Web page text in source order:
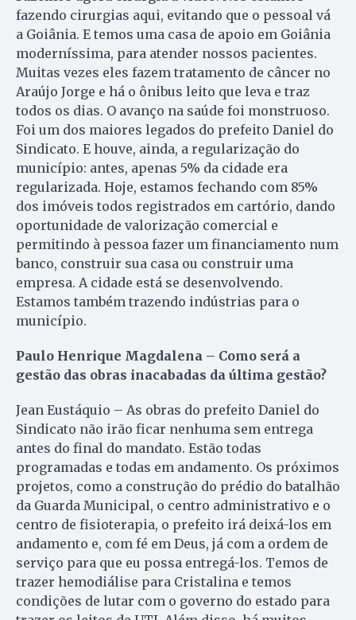
fazendo cirurgias aqui, evitando que o pessoal vá
a Goiânia. E temos uma casa de apoio em Goiânia
moderníssima, para atender nossos pacientes.
Muitas vezes eles fazem tratamento de câncer no
Araújo Jorge e há o ônibus leito que leva e traz
todos os dias. O avanço na saúde foi monstruoso.
Foi um dos maiores legados do prefeito Daniel do
Sindicato. E houve, ainda, a regularização do
município: antes, apenas 5% da cidade era
regularizada. Hoje, estamos fechando com 85%
dos imóveis todos registrados em cartório, dando
oportunidade de valorização comercial e
permitindo à pessoa fazer um financiamento num
banco, construir sua casa ou construir uma
empresa. A cidade está se desenvolvendo.
Estamos também trazendo indústrias para o
município.
Paulo Henrique Magdalena – Como será a
gestão das obras inacabadas da última gestão?
Jean Eustáquio – As obras do prefeito Daniel do
Sindicato não irão ficar nenhuma sem entrega
antes do final do mandato. Estão todas
programadas e todas em andamento. Os próximos
projetos, como a construção do prédio do batalhão
da Guarda Municipal, o centro administrativo e o
centro de fisioterapia, o prefeito irá deixá-los em
andamento e, com fé em Deus, já com a ordem de
serviço para que eu possa entregá-los. Temos de
trazer hemodiálise para Cristalina e temos
condições de lutar com o governo do estado para